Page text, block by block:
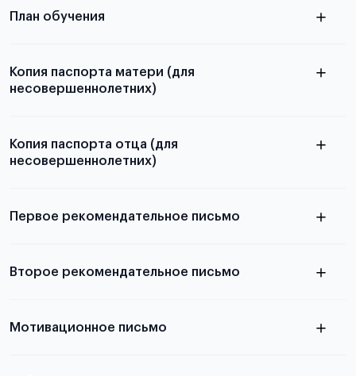
План обучения
Копия паспорта матери (для
несовершеннолетних)
Копия паспорта отца (для
несовершеннолетних)
выезда
Первое рекомендательное письмо
письма
Второе рекомендательное письмо
Мотивационное письмо